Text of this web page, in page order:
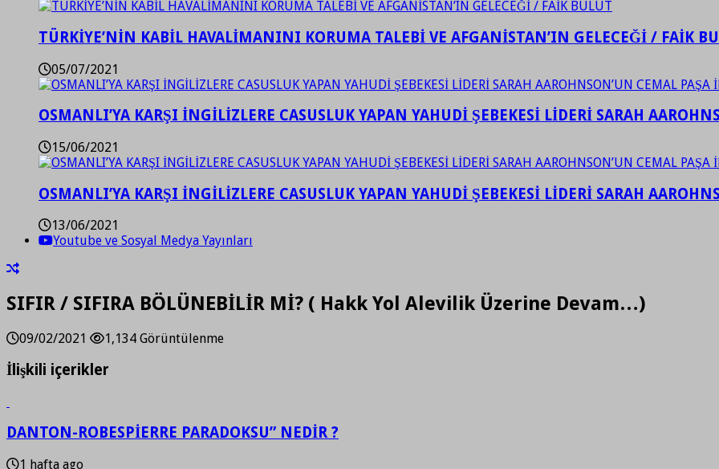
TÜRKİYE’NİN KABİL HAVALİMANINI KORUMA TALEBİ VE AFGANİSTAN’IN GELECEĞİ / FAİK
05/07/2021
OSMANLI’YA KARŞI İNGİLİZLERE CASUSLUK YAPAN YAHUDİ ŞEBEKESİ LİDERİ SARAH
15/06/2021
OSMANLI’YA KARŞI İNGİLİZLERE CASUSLUK YAPAN YAHUDİ ŞEBEKESİ LİDERİ SARAH
13/06/2021
Youtube ve Sosyal Medya Yayınları
SIFIR / SIFIRA BÖLÜNEBİLİR Mİ? ( Hakk Yol Alevilik Üzerine Devam…)
09/02/2021 1,134 Görüntülenme
İlişkili içerikler
DANTON-ROBESPİERRE PARADOKSU” NEDİR ?
1 hafta ago